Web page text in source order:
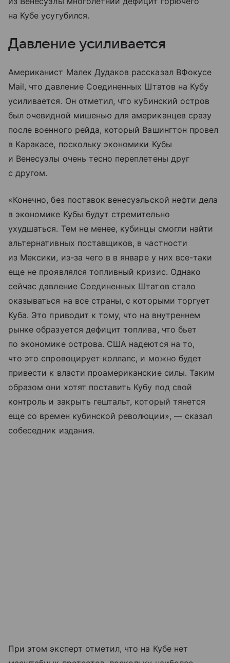
на Кубе усугубился.
Давление усиливается
Американист Малек Дудаков рассказал ВФокусе
Mail, что давление Соединенных Штатов на Кубу
усиливается. Он отметил, что кубинский остров
был очевидной мишенью для американцев сразу
после военного рейда, который Вашингтон провел
в Каракасе, поскольку экономики Кубы
и Венесуэлы очень тесно переплетены друг
с другом.
«Конечно, без поставок венесуэльской нефти дела
в экономике Кубы будут стремительно
ухудшаться. Тем не менее, кубинцы смогли найти
альтернативных поставщиков, в частности
из Мексики, из-за чего в в январе у них все-таки
еще не проявлялся топливный кризис. Однако
сейчас давление Соединенных Штатов стало
оказываться на все страны, с которыми торгует
Куба. Это приводит к тому, что на внутреннем
рынке образуется дефицит топлива, что бьет
по экономике острова. США надеются на то,
что это спровоцирует коллапс, и можно будет
привести к власти проамериканские силы. Таким
образом они хотят поставить Кубу под свой
контроль и закрыть гештальт, который тянется
еще со времен кубинской революции», — сказал
собеседник издания.
При этом эксперт отметил, что на Кубе нет